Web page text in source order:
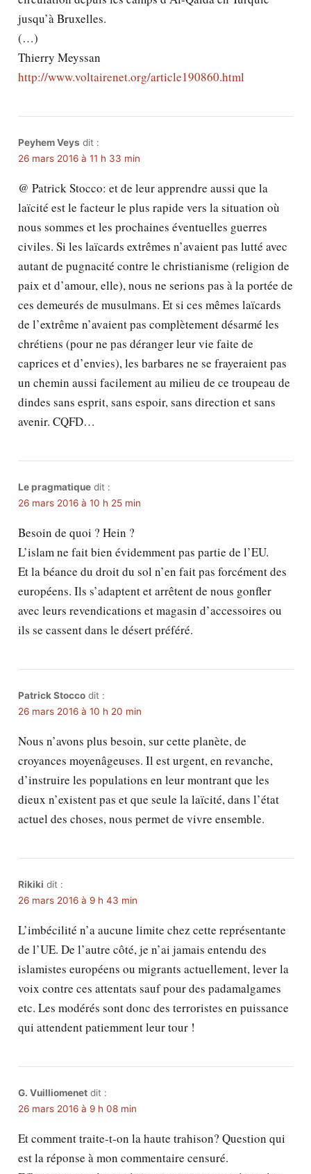
jusqu’à Bruxelles.
(…)
Thierry Meyssan
http://www.voltairenet.org/article190860.html
Peyhem Veys dit :
26 mars 2016 à 11 h 33 min
@ Patrick Stocco: et de leur apprendre aussi que la
laïcité est le facteur le plus rapide vers la situation où
nous sommes et les prochaines éventuelles guerres
civiles. Si les laïcards extrêmes n’avaient pas lutté avec
autant de pugnacité contre le christianisme (religion de
paix et d’amour, elle), nous ne serions pas à la portée de
ces demeurés de musulmans. Et si ces mêmes laïcards
de l’extrême n’avaient pas complètement désarmé les
chrétiens (pour ne pas déranger leur vie faite de
caprices et d’envies), les barbares ne se frayeraient pas
un chemin aussi facilement au milieu de ce troupeau de
dindes sans esprit, sans espoir, sans direction et sans
avenir. CQFD…
Le pragmatique dit :
26 mars 2016 à 10 h 25 min
Besoin de quoi ? Hein ?
L’islam ne fait bien évidemment pas partie de l’EU.
Et la béance du droit du sol n’en fait pas forcément des
européens. Ils s’adaptent et arrêtent de nous gonfler
avec leurs revendications et magasin d’accessoires ou
ils se cassent dans le désert préféré.
Patrick Stocco dit :
26 mars 2016 à 10 h 20 min
Nous n’avons plus besoin, sur cette planète, de
croyances moyenâgeuses. Il est urgent, en revanche,
d’instruire les populations en leur montrant que les
dieux n’existent pas et que seule la laïcité, dans l’état
actuel des choses, nous permet de vivre ensemble.
Rikiki dit :
26 mars 2016 à 9 h 43 min
L’imbécilité n’a aucune limite chez cette représentante
de l’UE. De l’autre côté, je n’ai jamais entendu des
islamistes européens ou migrants actuellement, lever la
voix contre ces attentats sauf pour des padamalgames
etc. Les modérés sont donc des terroristes en puissance
qui attendent patiemment leur tour !
G. Vuilliomenet dit :
26 mars 2016 à 9 h 08 min
Et comment traite-t-on la haute trahison? Question qui
est la réponse à mon commentaire censuré.